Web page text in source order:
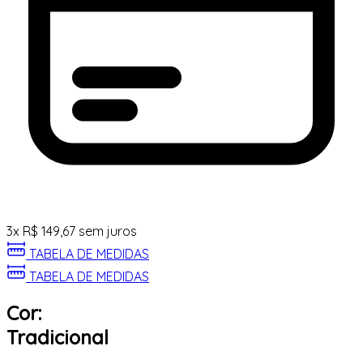
3x R$ 149,67 sem juros
TABELA DE MEDIDAS
TABELA DE MEDIDAS
Cor:
Tradicional